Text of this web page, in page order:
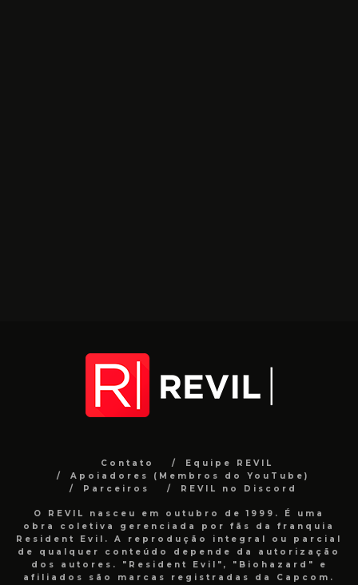
Contato
Equipe REVIL
Apoiadores (Membros do YouTube)
Parceiros
REVIL no Discord
O REVIL nasceu em outubro de 1999. É uma
obra coletiva gerenciada por fãs da franquia
Resident Evil. A reprodução integral ou parcial
de qualquer conteúdo depende da autorização
dos autores. "Resident Evil", "Biohazard" e
afiliados são marcas registradas da Capcom.